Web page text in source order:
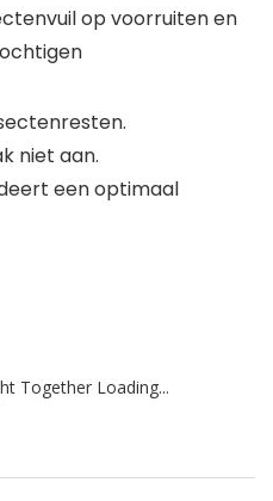
op voorruiten en
niet aan.
een optimaal
Together Loading...